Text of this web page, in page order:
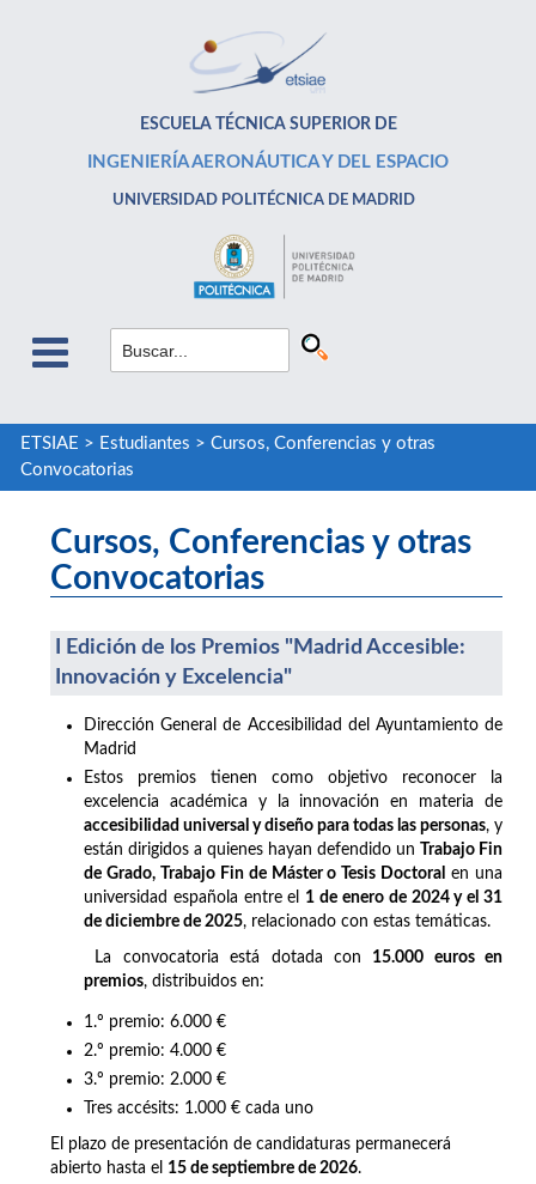
ESCUELA TÉCNICA SUPERIOR DE
INGENIERÍA AERONÁUTICA Y DEL ESPACIO
UNIVERSIDAD POLITÉCNICA DE MADRID
ETSIAE > Estudiantes > Cursos, Conferencias y otras
Convocatorias
Cursos, Conferencias y otras
Convocatorias
I Edición de los Premios "Madrid Accesible:
Innovación y Excelencia"
Dirección General de Accesibilidad del Ayuntamiento de
Madrid
Estos premios tienen como objetivo reconocer la
excelencia académica y la innovación en materia de
accesibilidad universal y diseño para todas las personas, y
están dirigidos a quienes hayan defendido un Trabajo Fin
de Grado, Trabajo Fin de Máster o Tesis Doctoral en una
universidad española entre el 1 de enero de 2024 y el 31
de diciembre de 2025, relacionado con estas temáticas.
La convocatoria está dotada con 15.000 euros en
premios, distribuidos en:
1.º premio: 6.000 €
2.º premio: 4.000 €
3.º premio: 2.000 €
Tres accésits: 1.000 € cada uno
El plazo de presentación de candidaturas permanecerá
abierto hasta el 15 de septiembre de 2026.